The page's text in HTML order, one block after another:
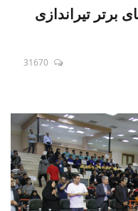
برتر تیراندازی
31670